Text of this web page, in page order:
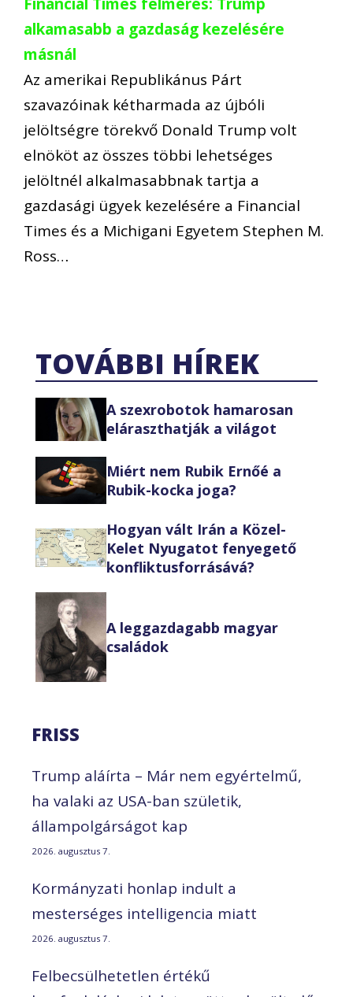
alkamasabb a gazdaság kezelésére
másnál
Az amerikai Republikánus Párt
szavazóinak kétharmada az újbóli
jelöltségre törekvő Donald Trump volt
elnököt az összes többi lehetséges
jelöltnél alkalmasabbnak tartja a
gazdasági ügyek kezelésére a Financial
Times és a Michigani Egyetem Stephen M.
Ross…
TOVÁBBI HÍREK
A szexrobotok hamarosan
eláraszthatják a világot
Miért nem Rubik Ernőé a
Rubik-kocka joga?
Hogyan vált Irán a Közel-
Kelet Nyugatot fenyegető
konfliktusforrásává?
A leggazdagabb magyar
családok
FRISS
Trump aláírta – Már nem egyértelmű,
ha valaki az USA-ban születik,
állampolgárságot kap
2026. augusztus 7.
Kormányzati honlap indult a
mesterséges intelligencia miatt
2026. augusztus 7.
Felbecsülhetetlen értékű